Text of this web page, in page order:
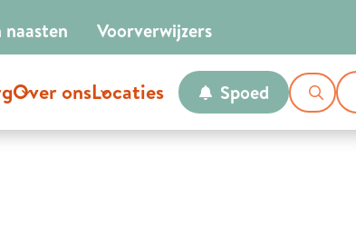
Voorverwijzers
Over onsLocaties Spoed